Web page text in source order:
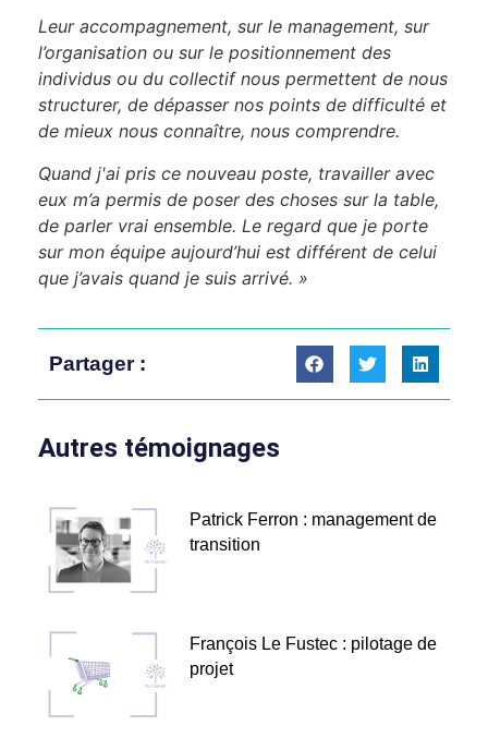
Leur accompagnement, sur le management, sur
l’organisation ou sur le positionnement des
individus ou du collectif nous permettent de nous
structurer, de dépasser nos points de difficulté et
de mieux nous connaître, nous comprendre.
Quand j'ai pris ce nouveau poste, travailler avec
eux m’a permis de poser des choses sur la table,
de parler vrai ensemble. Le regard que je porte
sur mon équipe aujourd’hui est différent de celui
que j’avais quand je suis arrivé. »
Partager :
Autres témoignages
Patrick Ferron : management de
transition
François Le Fustec : pilotage de
projet